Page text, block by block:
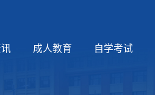
成人教育 自学考试